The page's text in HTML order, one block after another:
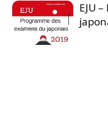
EJU